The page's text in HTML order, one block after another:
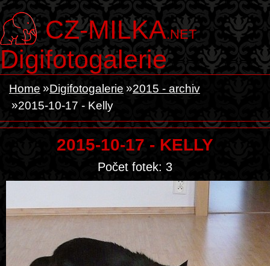
CZ-MILKA.NET
Digifotogalerie
Home Digifotogalerie
2015 - archiv
2015-10-17 - Kelly
2015-10-17 - KELLY
Počet fotek: 3